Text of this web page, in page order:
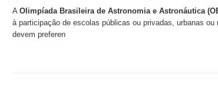
A Olimpíada Brasileira de Astronomia e Astronáutica
à participação de escolas públicas ou privadas, urbanas
devem preferen